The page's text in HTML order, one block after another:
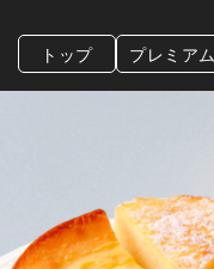
トップ プレミアム